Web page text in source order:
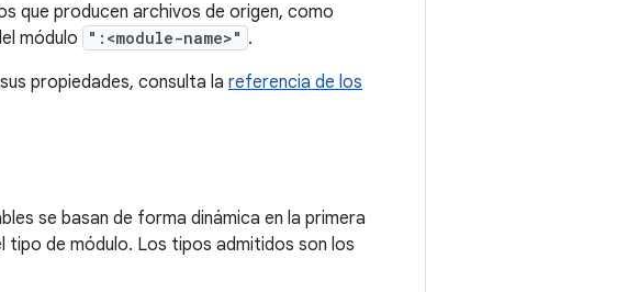
que producen archivos de origen, como
módulo ":<module-name>" .
propiedades, consulta la referencia de los
se basan de forma dinámica en la primera
tipo de módulo. Los tipos admitidos son los